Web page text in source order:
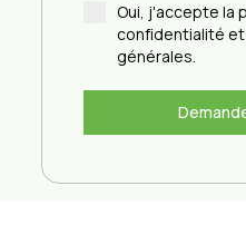
Oui, j'accepte la
confidentialité
générales.